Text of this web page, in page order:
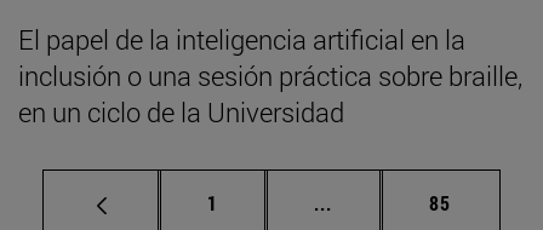
El papel de la inteligencia artificial en la
inclusión o una sesión práctica sobre braille,
en un ciclo de la Universidad
Página
1 ... Páginas intermedias
Página
85